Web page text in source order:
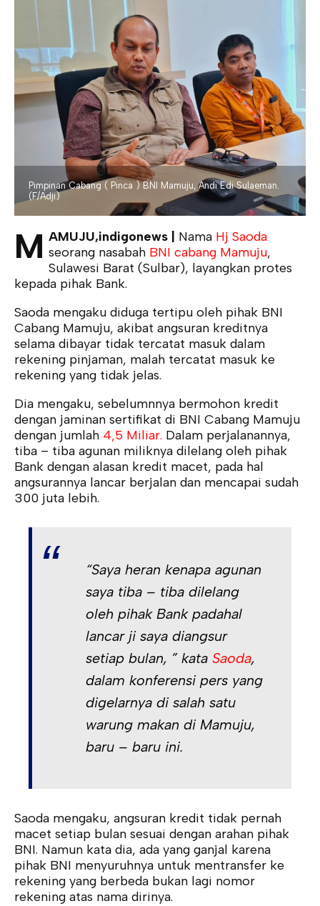
Pimpinan Cabang ( Pinca ) BNI Mamuju, Andi Edi Sulaeman.
(F/Adji)
M AMUJU,indigonews | Nama Hj Saoda
seorang nasabah BNI cabang Mamuju,
Sulawesi Barat (Sulbar), layangkan protes
kepada pihak Bank.
Saoda mengaku diduga tertipu oleh pihak BNI
Cabang Mamuju, akibat angsuran kreditnya
selama dibayar tidak tercatat masuk dalam
rekening pinjaman, malah tercatat masuk ke
rekening yang tidak jelas.
Dia mengaku, sebelumnnya bermohon kredit
dengan jaminan sertifikat di BNI Cabang Mamuju
dengan jumlah 4,5 Miliar. Dalam perjalanannya,
tiba – tiba agunan miliknya dilelang oleh pihak
Bank dengan alasan kredit macet, pada hal
angsurannya lancar berjalan dan mencapai sudah
300 juta lebih.
“Saya heran kenapa agunan
saya tiba – tiba dilelang
oleh pihak Bank padahal
lancar ji saya diangsur
setiap bulan, ” kataSaoda,
dalam konferensi pers yang
digelarnya di salah satu
warung makan di Mamuju,
baru – baru ini.
Saoda mengaku, angsuran kredit tidak pernah
macet setiap bulan sesuai dengan arahan pihak
BNI. Namun kata dia, ada yang ganjal karena
pihak BNI menyuruhnya untuk mentransfer ke
rekening yang berbeda bukan lagi nomor
rekening atas nama dirinya.